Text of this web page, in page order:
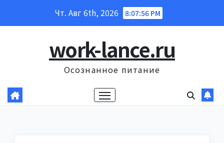
Чт. Авг 6th, 2026 8:07:57 PM
work-lance.ru
Осознанное питание